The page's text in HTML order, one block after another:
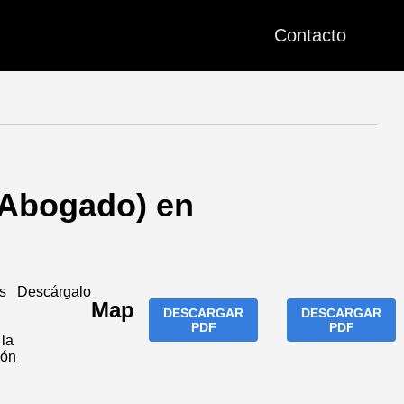
Contacto
en
Descárgalo
Map
DESCARGAR
PDF
DESCARGAR
PDF